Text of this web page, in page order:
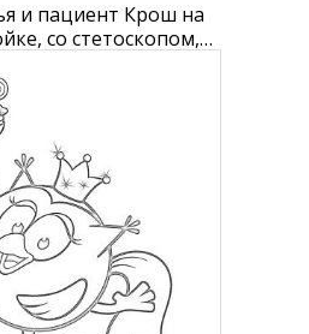
и пациент Крош на
со стетоскопом,